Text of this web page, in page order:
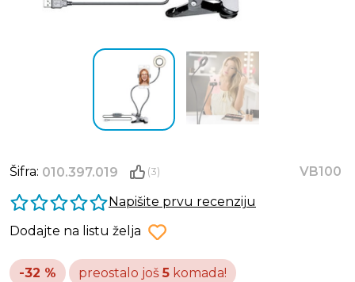
Šifra: 010.397.019 (3)
VB100
Napišite prvu recenziju
Dodajte na listu želja
-32 % preostalo još 5 komada!